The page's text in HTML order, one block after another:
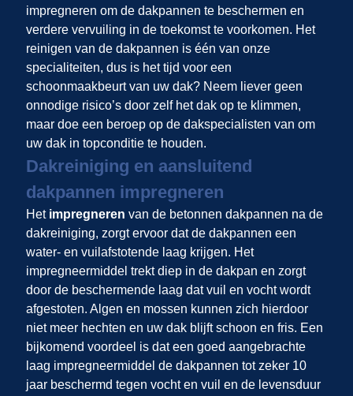
impregneren om de dakpannen te beschermen en
verdere vervuiling in de toekomst te voorkomen. Het
reinigen van de dakpannen is één van onze
specialiteiten, dus is het tijd voor een
schoonmaakbeurt van uw dak? Neem liever geen
onnodige risico’s door zelf het dak op te klimmen,
maar doe een beroep op de dakspecialisten van om
uw dak in topconditie te houden.
Dakreiniging en aansluitend
dakpannen impregneren
Het impregneren van de betonnen dakpannen na de
dakreiniging, zorgt ervoor dat de dakpannen een
water- en vuilafstotende laag krijgen. Het
impregneermiddel trekt diep in de dakpan en zorgt
door de beschermende laag dat vuil en vocht wordt
afgestoten. Algen en mossen kunnen zich hierdoor
niet meer hechten en uw dak blijft schoon en fris. Een
bijkomend voordeel is dat een goed aangebrachte
laag impregneermiddel de dakpannen tot zeker 10
jaar beschermd tegen vocht en vuil en de levensduur